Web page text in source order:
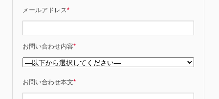
メールアドレス*
お問い合わせ内容*
お問い合わせ本文*